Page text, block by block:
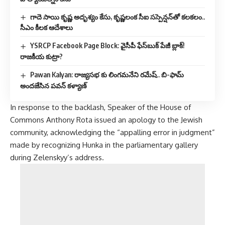
గాదె సాయి కృష్ణ అదృశ్యం కేసు, కృష్ణలంక సీఐ సస్పెన్షన్‌తో కలకలం..
సీఎం కీలక ఆదేశాలు
YSRCP Facebook Page Block: వైసీపీ ఫేస్‌బుక్ పేజీ బ్లాక్!
రాజకీయ కుట్రా?
Pawan Kalyan: రాజ్యసభ కు లింగమనేని రమేష్.. బి-ఫామ్
అందజేసిన పవన్ కళ్యాణ్
In response to the backlash, Speaker of the House of
Commons Anthony Rota issued an apology to the Jewish
community, acknowledging the “appalling error in judgment”
made by recognizing Hunka in the parliamentary gallery
during Zelenskyy’s address.